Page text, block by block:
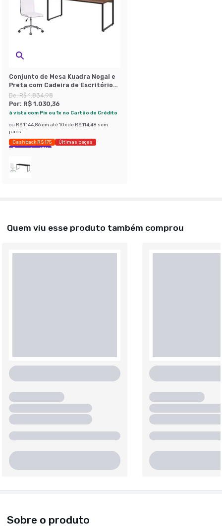
Conjunto de Mesa Kuadra Nogal e
Preta com Cadeira de Escritório
Secretária Giratória Marilyn
Branca
De:R$ 1.834,98
Por: R$ 1.030,36
à vista com Pix ou 1x no Cartão de Crédito
ou R$ 1.144,86 em até 10x de R$ 114,48 sem
juros
Cashback R$ 175
Últimas peças
Economize 43%
Quem viu esse produto também comprou
Sobre o produto